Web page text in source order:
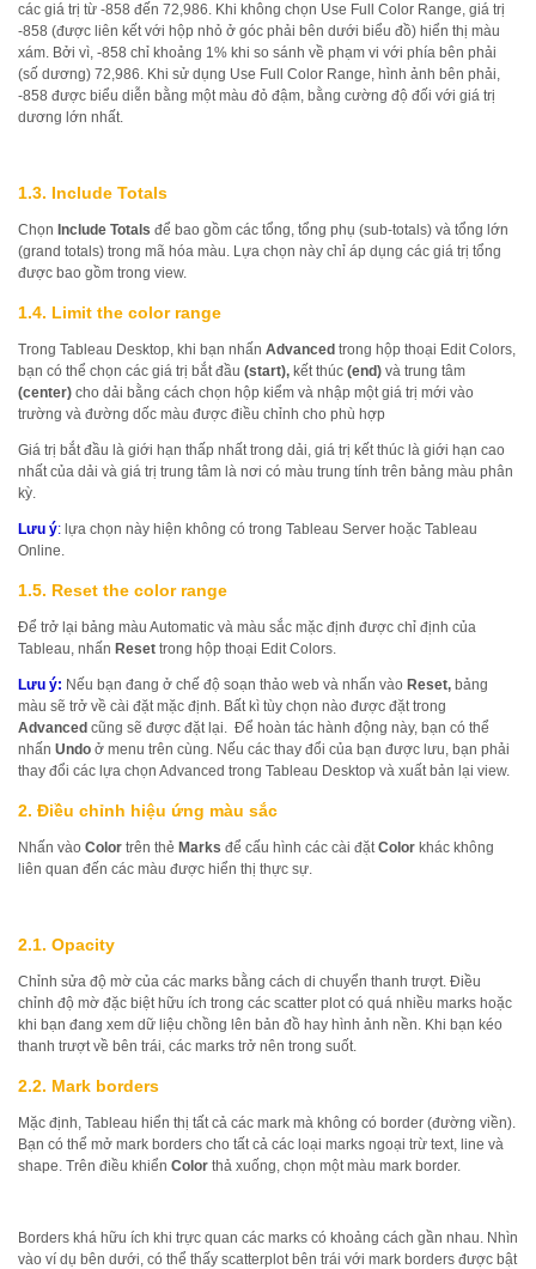
các giá trị từ -858 đến 72,986. Khi không chọn Use Full Color Range, giá trị
-858 (được liên kết với hộp nhỏ ở góc phải bên dưới biểu đồ) hiển thị màu
xám. Bởi vì, -858 chỉ khoảng 1% khi so sánh về phạm vi với phía bên phải
(số dương) 72,986. Khi sử dụng Use Full Color Range, hình ảnh bên phải,
-858 được biểu diễn bằng một màu đỏ đậm, bằng cường độ đối với giá trị
dương lớn nhất.
1.3. Include Totals
Chọn Include Totals để bao gồm các tổng, tổng phụ (sub-totals) và tổng lớn
(grand totals) trong mã hóa màu. Lựa chọn này chỉ áp dụng các giá trị tổng
được bao gồm trong view.
1.4. Limit the color range
Trong Tableau Desktop, khi bạn nhấn Advanced trong hộp thoại Edit Colors,
bạn có thể chọn các giá trị bắt đầu (start), kết thúc (end) và trung tâm
(center) cho dải bằng cách chọn hộp kiểm và nhập một giá trị mới vào
trường và đường dốc màu được điều chỉnh cho phù hợp
Giá trị bắt đầu là giới hạn thấp nhất trong dải, giá trị kết thúc là giới hạn cao
nhất của dải và giá trị trung tâm là nơi có màu trung tính trên bảng màu phân
kỳ.
Lưu ý: lựa chọn này hiện không có trong Tableau Server hoặc Tableau
Online.
1.5. Reset the color range
Để trở lại bảng màu Automatic và màu sắc mặc định được chỉ định của
Tableau, nhấn Reset trong hộp thoại Edit Colors.
Lưu ý: Nếu bạn đang ở chế độ soạn thảo web và nhấn vào Reset, bảng
màu sẽ trở về cài đặt mặc định. Bất kì tùy chọn nào được đặt trong
Advanced cũng sẽ được đặt lại. Để hoàn tác hành động này, bạn có thể
nhấn Undo ở menu trên cùng. Nếu các thay đổi của bạn được lưu, bạn phải
thay đổi các lựa chọn Advanced trong Tableau Desktop và xuất bản lại view.
2. Điều chỉnh hiệu ứng màu sắc
Nhấn vào Color trên thẻ Marks để cấu hình các cài đặtColor khác không
liên quan đến các màu được hiển thị thực sự.
2.1. Opacity
Chỉnh sửa độ mờ của các marks bằng cách di chuyển thanh trượt. Điều
chỉnh độ mờ đặc biệt hữu ích trong các scatter plot có quá nhiều marks hoặc
khi bạn đang xem dữ liệu chồng lên bản đồ hay hình ảnh nền. Khi bạn kéo
thanh trượt về bên trái, các marks trở nên trong suốt.
2.2. Mark borders
Mặc định, Tableau hiển thị tất cả các mark mà không có border (đường viền).
Bạn có thể mở mark borders cho tất cả các loại marks ngoại trừ text, line và
shape. Trên điều khiển Color thả xuống, chọn một màu mark border.
Borders khá hữu ích khi trực quan các marks có khoảng cách gần nhau. Nhìn
vào ví dụ bên dưới, có thể thấy scatterplot bên trái với mark borders được bật